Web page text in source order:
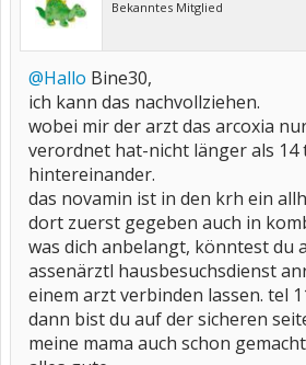
Bekanntes Mitglied
@Hallo Bine30,
ich kann das nachvollziehen.
wobei mir der arzt das arcoxia
verordnet hat-nicht länger als 14
hintereinander.
das novamin ist in den krh ein
dort zuerst gegeben auch in
was dich anbelangt, könntest du
assenärztl hausbesuchsdienst
einem arzt verbinden lassen. tel
dann bist du auf der sicheren
meine mama auch schon